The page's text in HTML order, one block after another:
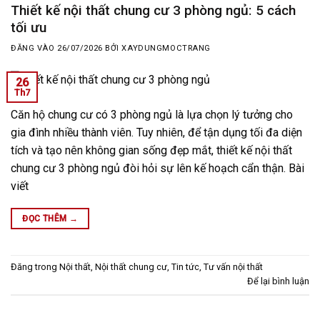
Thiết kế nội thất chung cư 3 phòng ngủ: 5 cách
tối ưu
ĐĂNG VÀO 26/07/2026 BỞIXAYDUNGMOCTRANG
26
Th7
Căn hộ chung cư có 3 phòng ngủ là lựa chọn lý tưởng cho
gia đình nhiều thành viên. Tuy nhiên, để tận dụng tối đa diện
tích và tạo nên không gian sống đẹp mắt, thiết kế nội thất
chung cư 3 phòng ngủ đòi hỏi sự lên kế hoạch cẩn thận. Bài
viết
ĐỌC THÊM →
Đăng trong Nội thất, Nội thất chung cư, Tin tức, Tư vấn nội thất
Để lại bình luận